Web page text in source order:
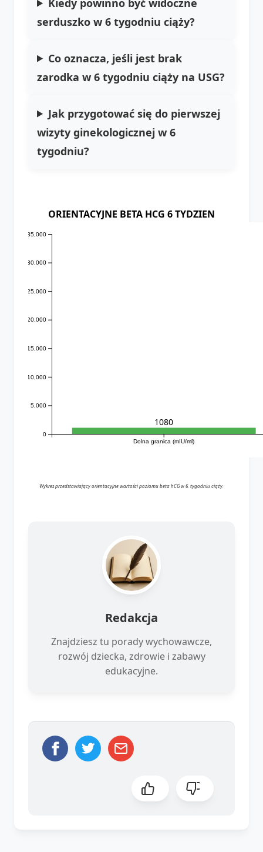
serduszko w 6 tygodniu ciąży?
Co oznacza, jeśli jest brak
zarodka w 6 tygodniu ciąży na USG?
Jak przygotować się do pierwszej
wizyty ginekologicznej w 6
tygodniu?
ORIENTACYJNE BETA HCG 6 TYDZIEN
Dolna granica (mIU/ml)
0
5,000
10,000
15,000
20,000
25,000
30,000
35,000
1080
Wykres przedstawiający orientacyjne wartości poziomu beta hCG w 6. tygodniu ciąży.
Redakcja
Znajdziesz tu porady wychowawcze,
rozwój dziecka, zdrowie i zabawy
edukacyjne.